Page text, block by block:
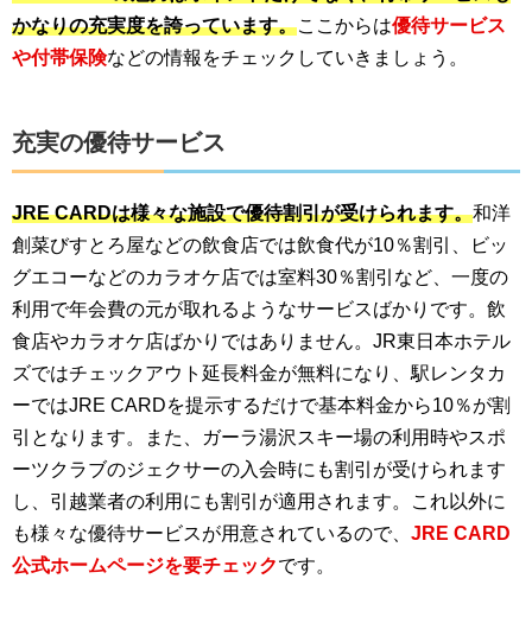
かなりの充実度を誇っています。ここからは優待サービス
や付帯保険などの情報をチェックしていきましょう。
充実の優待サービス
JRE CARDは様々な施設で優待割引が受けられます。和洋
創菜びすとろ屋などの飲食店では飲食代が10％割引、ビッ
グエコーなどのカラオケ店では室料30％割引など、一度の
利用で年会費の元が取れるようなサービスばかりです。飲
食店やカラオケ店ばかりではありません。JR東日本ホテル
ズではチェックアウト延長料金が無料になり、駅レンタカ
ーではJRE CARDを提示するだけで基本料金から10％が割
引となります。また、ガーラ湯沢スキー場の利用時やスポ
ーツクラブのジェクサーの入会時にも割引が受けられます
し、引越業者の利用にも割引が適用されます。これ以外に
も様々な優待サービスが用意されているので、 JRE CARD
公式ホームページを要チェックです。